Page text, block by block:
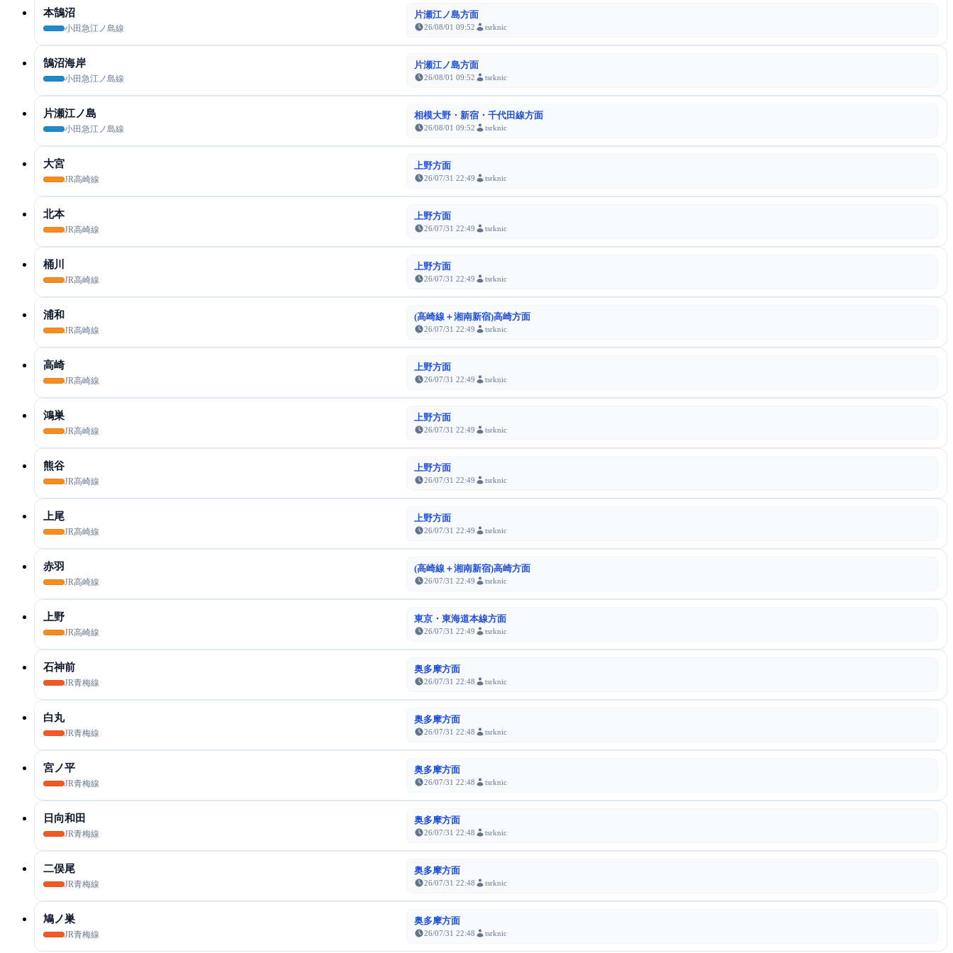
本鵠沼
小田急江ノ島線
片瀬江ノ島方面
26/08/01 09:52 tsrknic
鵠沼海岸
小田急江ノ島線
片瀬江ノ島方面
26/08/01 09:52 tsrknic
片瀬江ノ島
小田急江ノ島線
相模大野・新宿・千代田線方面
26/08/01 09:52 tsrknic
大宮
JR高崎線
上野方面
26/07/31 22:49 tsrknic
北本
JR高崎線
上野方面
26/07/31 22:49 tsrknic
桶川
JR高崎線
上野方面
26/07/31 22:49 tsrknic
浦和
JR高崎線
(高崎線＋湘南新宿)高崎方面
26/07/31 22:49 tsrknic
高崎
JR高崎線
上野方面
26/07/31 22:49 tsrknic
鴻巣
JR高崎線
上野方面
26/07/31 22:49 tsrknic
熊谷
JR高崎線
上野方面
26/07/31 22:49 tsrknic
上尾
JR高崎線
上野方面
26/07/31 22:49 tsrknic
赤羽
JR高崎線
(高崎線＋湘南新宿)高崎方面
26/07/31 22:49 tsrknic
上野
JR高崎線
東京・東海道本線方面
26/07/31 22:49 tsrknic
石神前
JR青梅線
奥多摩方面
26/07/31 22:48 tsrknic
白丸
JR青梅線
奥多摩方面
26/07/31 22:48 tsrknic
宮ノ平
JR青梅線
奥多摩方面
26/07/31 22:48 tsrknic
日向和田
JR青梅線
奥多摩方面
26/07/31 22:48 tsrknic
二俣尾
JR青梅線
奥多摩方面
26/07/31 22:48 tsrknic
鳩ノ巣
JR青梅線
奥多摩方面
26/07/31 22:48 tsrknic